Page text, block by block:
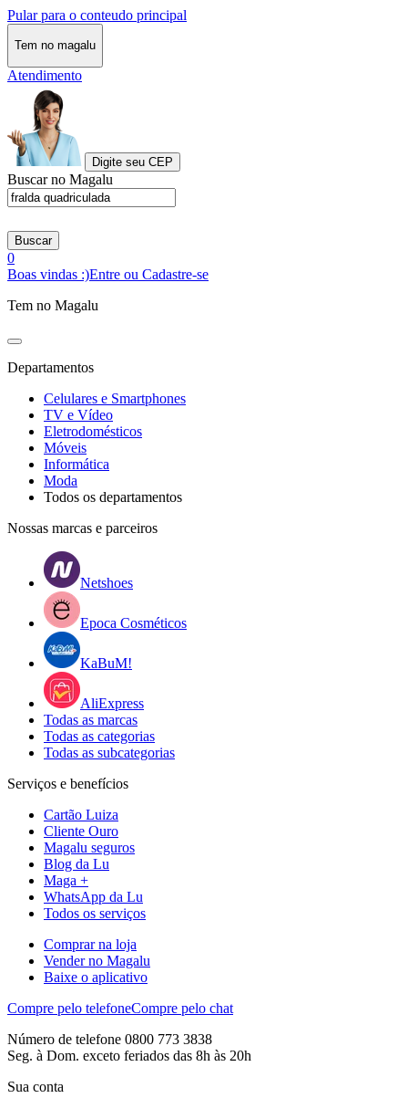
Pular para o conteudo principal
Tem no magalu
Atendimento
Digite seu CEP
Buscar no Magalu
Buscar
0
Boas vindas :)Entre ou Cadastre-se
Tem no Magalu
Departamentos
Celulares e Smartphones
TV e Vídeo
Eletrodomésticos
Móveis
Informática
Moda
Todos os departamentos
Nossas marcas e parceiros
Netshoes
Epoca Cosméticos
KaBuM!
AliExpress
Todas as marcas
Todas as categorias
Todas as subcategorias
Serviços e benefícios
Cartão Luiza
Cliente Ouro
Magalu seguros
Blog da Lu
Maga +
WhatsApp da Lu
Todos os serviços
Comprar na loja
Vender no Magalu
Baixe o aplicativo
Compre pelo telefoneCompre pelo chat
Número de telefone 0800 773 3838
Seg. à Dom. exceto feriados das 8h às 20h
Sua conta